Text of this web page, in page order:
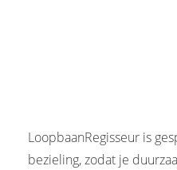
LoopbaanRegisseur is
bezieling, zodat je